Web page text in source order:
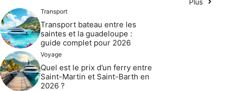
Transport
Transport bateau entre les
saintes et la guadeloupe :
guide complet pour 2026
Voyage
Quel est le prix d’un ferry entre
Saint-Martin et Saint-Barth en
2026 ?